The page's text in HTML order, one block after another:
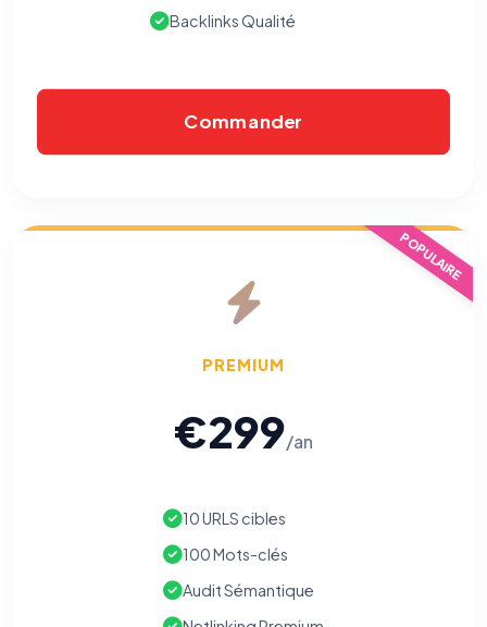
Backlinks Qualité
Commander
POPULAIRE
PREMIUM
€299/an
10 URLS cibles
100 Mots-clés
Audit Sémantique